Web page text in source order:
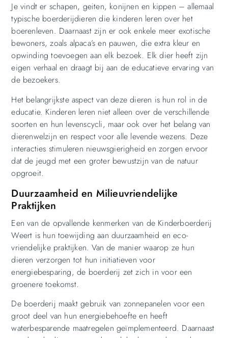
Je vindt er schapen, geiten, konijnen en kippen – allemaal
typische boerderijdieren die kinderen leren over het
boerenleven. Daarnaast zijn er ook enkele meer exotische
bewoners, zoals alpaca’s en pauwen, die extra kleur en
opwinding toevoegen aan elk bezoek. Elk dier heeft zijn
eigen verhaal en draagt bij aan de educatieve ervaring van
de bezoekers.
Het belangrijkste aspect van deze dieren is hun rol in de
educatie. Kinderen leren niet alleen over de verschillende
soorten en hun levenscycli, maar ook over het belang van
dierenwelzijn en respect voor alle levende wezens. Deze
interacties stimuleren nieuwsgierigheid en zorgen ervoor
dat de jeugd met een groter bewustzijn van de natuur
opgroeit.
Duurzaamheid en Milieuvriendelijke
Praktijken
Een van de opvallende kenmerken van de Kinderboerderij
Weert is hun toewijding aan duurzaamheid en eco-
vriendelijke praktijken. Van de manier waarop ze hun
dieren verzorgen tot hun initiatieven voor
energiebesparing, de boerderij zet zich in voor een
groenere toekomst.
De boerderij maakt gebruik van zonnepanelen voor een
groot deel van hun energiebehoefte en heeft
waterbesparende maatregelen geïmplementeerd. Daarnaast